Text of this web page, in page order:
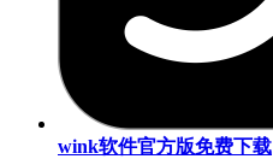
wink软件官方版免费下载